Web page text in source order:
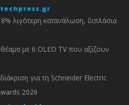
techpress.gr
λιγότερη κατανάλωση, διπλάσια
με 6 OLED TV που αξίζουν
για τη Schneider Electric
2026